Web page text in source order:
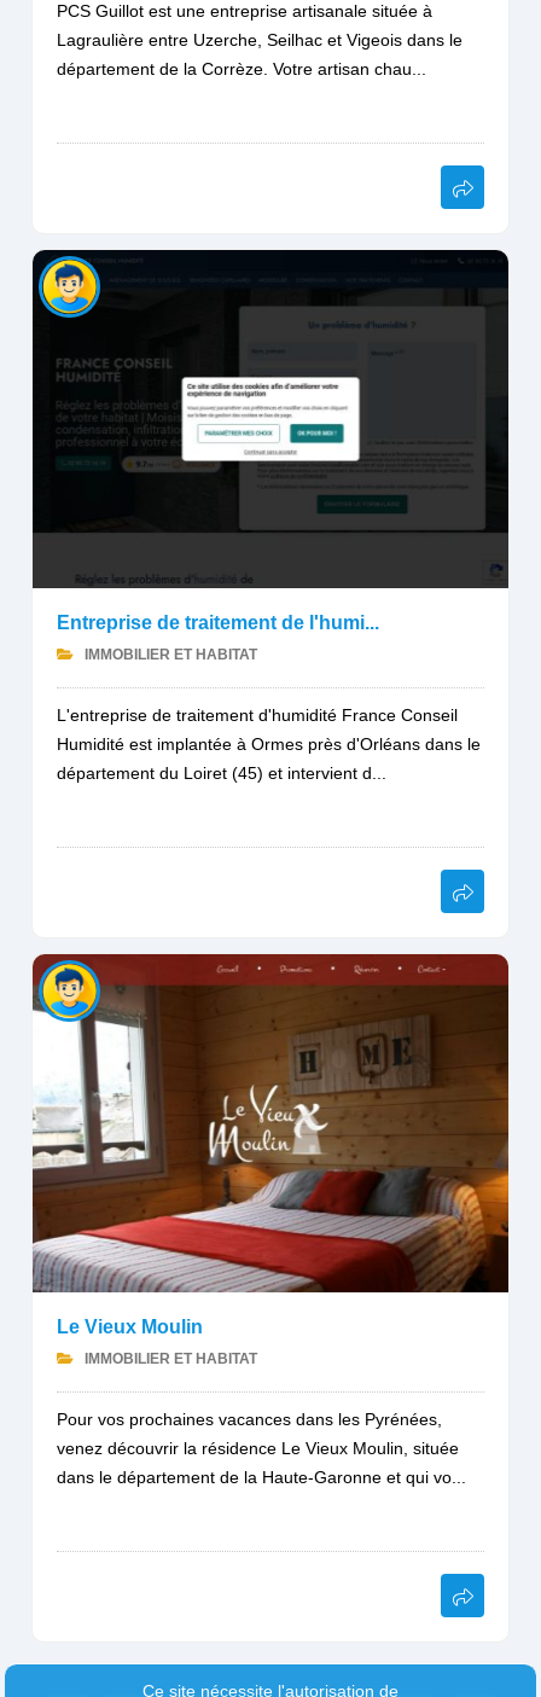
PCS Guillot est une entreprise artisanale située à
Lagraulière entre Uzerche, Seilhac et Vigeois dans le
département de la Corrèze. Votre artisan chau...
Entreprise de traitement de l'humi...
IMMOBILIER ET HABITAT
L'entreprise de traitement d'humidité France Conseil
Humidité est implantée à Ormes près d'Orléans dans le
département du Loiret (45) et intervient d...
Le Vieux Moulin
IMMOBILIER ET HABITAT
Pour vos prochaines vacances dans les Pyrénées,
venez découvrir la résidence Le Vieux Moulin, située
dans le département de la Haute-Garonne et qui vo...
Ce site nécessite l'autorisation de